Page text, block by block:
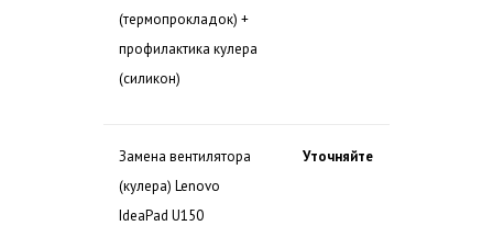
(термопрокладок) +
профилактика кулера
(силикон)
Замена вентилятора
(кулера) Lenovo
IdeaPad U150
Уточняйте